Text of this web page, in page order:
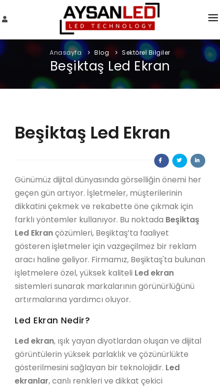
HAKKIMIZDA
SERVIS TALEBI
Anasayfa Blog Sektörel Bilgiler
Beşiktaş Led Ekran
Beşiktaş Led Ekran
Günümüz dijital dünyasında görselliğin önemi her
geçen gün artıyor. İşletmeler, müşterilerinin
dikkatini çekmek ve rekabette öne çıkmak için
farklı yöntemler kullanıyor. Bu noktada Beşiktaş
Led Ekrançözümleri, Beşiktaş’ta faaliyet
gösteren işletmeler için vazgeçilmez bir reklam
aracı haline geliyor. Firmamız, Beşiktaş'ta bulunan
işletmelere özel, yüksek kaliteli Led ekran
sistemleri sunarak markalarının görünürlüğünü
artırmalarına yardımcı oluyor.
Led Ekran Nedir?
Led ekran, ışık yayan diyotlardan oluşan ve dijital
görüntülerin yüksek parlaklık ve çözünürlükte
gösterilmesini sağlayan bir teknolojidir. Led
ekranlar, canlı renkleri ve dikkat çekici